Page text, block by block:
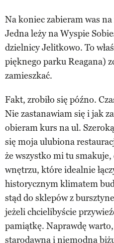
Na koniec zabieram was
Jedna leży na Wyspie
dzielnicy Jelitkowo. To
pięknego parku Reagana)
zamieszkać.
Fakt, zrobiło się późno.
Nie zastanawiam się i jak
obieram kurs na ul.
się moja ulubiona
że wszystko mi tu
wnętrzu, które idealnie
historycznym klimatem
stąd do sklepów z
jeżeli chcielibyście
pamiątkę. Naprawdę
starodawną i niemodną